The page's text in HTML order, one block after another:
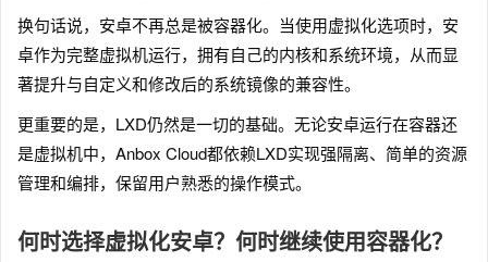
换句话说，安卓不再总是被容器化。当使用虚拟化选项时，安
卓作为完整虚拟机运行，拥有自己的内核和系统环境，从而显
著提升与自定义和修改后的系统镜像的兼容性。
更重要的是，LXD仍然是一切的基础。无论安卓运行在容器还
是虚拟机中，Anbox Cloud都依赖LXD实现强隔离、简单的资源
管理和编排，保留用户熟悉的操作模式。
何时选择虚拟化安卓？何时继续使用容器化？